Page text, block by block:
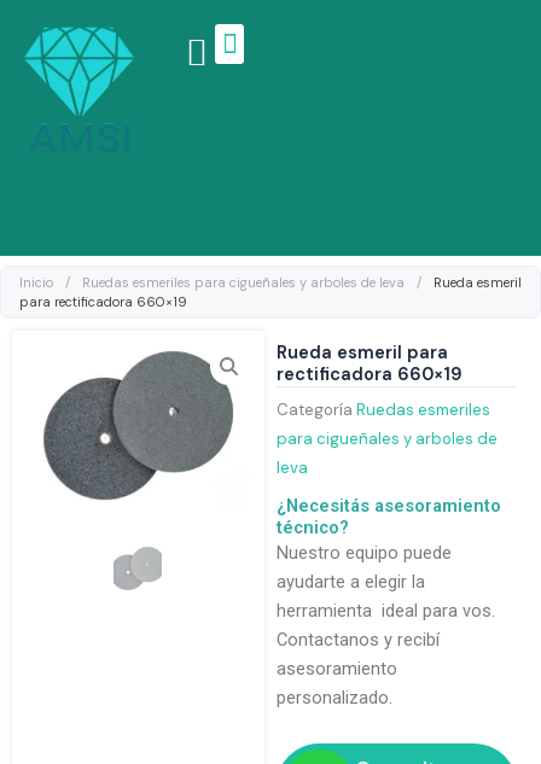
contenido
Inicio / Ruedas esmeriles para cigueñales y arboles de leva /
Rueda esmeril
para rectificadora 660×19
Rueda esmeril para
rectificadora 660×19
Categoría Ruedas esmeriles
para cigueñales y arboles de
leva
¿Necesitás asesoramiento
técnico?
Nuestro equipo puede
ayudarte a elegir la
herramienta ideal para vos.
Contactanos y recibí
asesoramiento
personalizado.